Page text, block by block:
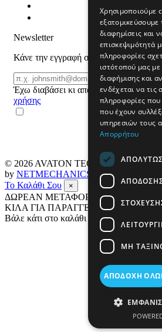
Newsletter
Κάνε την εγγραφή σου και μάθε για
Email
Έχω διαβάσει κι αποδέχομαι τους
χρήσης
© 2026 AVATON TECH All rights
by NETMECHANICS
Το Καλάθι Σου
×
ΔΩΡΕΑΝ ΜΕΤΑΦΟΡΙΚΑ ΣΕ ΟΛΗ
ΚΙΛΑ ΓΙΑ ΠΑΡΑΓΓΕΛΙΕΣ ΑΝΩ ΤΩΝ
Βάλε κάτι στο καλάθι σου
Χρησιμοποιούμε
εξατομικεύσουμε
διαφημίσεις και
επισκεψιμότητά
πληροφορίες
ιστότοπού μας
διαφήμισης και
ενδέχεται να
πληροφορίες που
που έχουν
υπηρεσιών τους
Απορρήτου
ΜΗ
ΑΠΟΔΟΧΉ